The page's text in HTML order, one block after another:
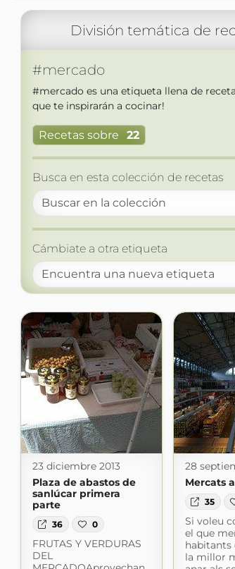
División temática de
#mercado
#mercado es una etiqueta llena de
que te inspirarán a cocinar!
Recetas sobre 22
Busca en esta colección de recetas
Cámbiate a otra etiqueta
23 diciembre 2013
Plaza de abastos de
sanlúcar primera
parte
36 0
FRUTAS Y VERDURAS
DEL
28
Mercats
35
Si voleu
el que
habitants
la millor